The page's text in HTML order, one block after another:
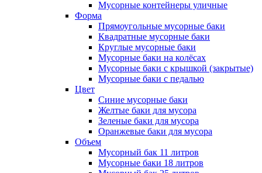
Мусорные контейнеры уличные
Форма
Прямоугольные мусорные баки
Квадратные мусорные баки
Круглые мусорные баки
Мусорные баки на колёсах
Мусорные баки с крышкой (закрытые)
Мусорные баки с педалью
Цвет
Синие мусорные баки
Желтые баки для мусора
Зеленые баки для мусора
Оранжевые баки для мусора
Объем
Мусорный бак 11 литров
Мусорные баки 18 литров